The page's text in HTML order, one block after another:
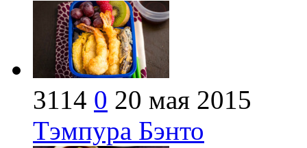
3114 0 20 мая 2015
Тэмпура Бэнто